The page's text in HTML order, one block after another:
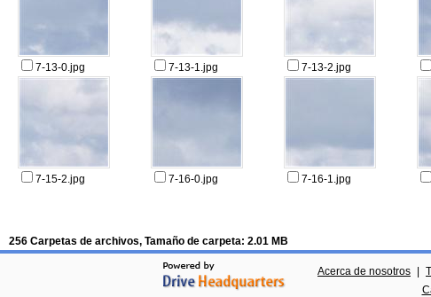
7-13-0.jpg 7-13-1.jpg 7-13-2.jpg
7-15-2.jpg 7-16-0.jpg 7-16-1.jpg
256 Carpetas de archivos, Tamaño de carpeta: 2.01 MB
Acerca de nosotros